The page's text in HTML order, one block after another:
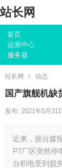
站长网
首页
运营中心
服务器
站长网 动态
国产旗舰机缺
发布: 2021年5月31
近来，据台媒
P7厂区突然停
台积电受到损